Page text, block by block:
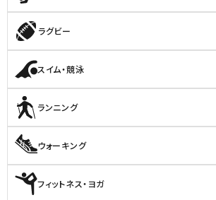
ラグビー
スイム・競泳
ランニング
ウォーキング
フィットネス・ヨガ